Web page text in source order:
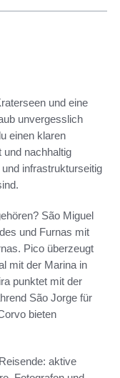
und eine
unvergesslich
einen klaren
und nachhaltig
infrastrukturseitig
São Miguel
und Furnas mit
Pico überzeugt
mit der Marina in
punktet mit der
São Jorge für
bieten
aktive